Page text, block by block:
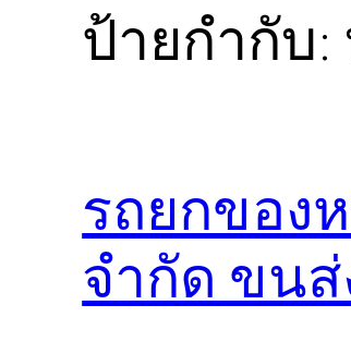
ป้ายกำกับ:
รถยกของ
จำกัด ขนส่